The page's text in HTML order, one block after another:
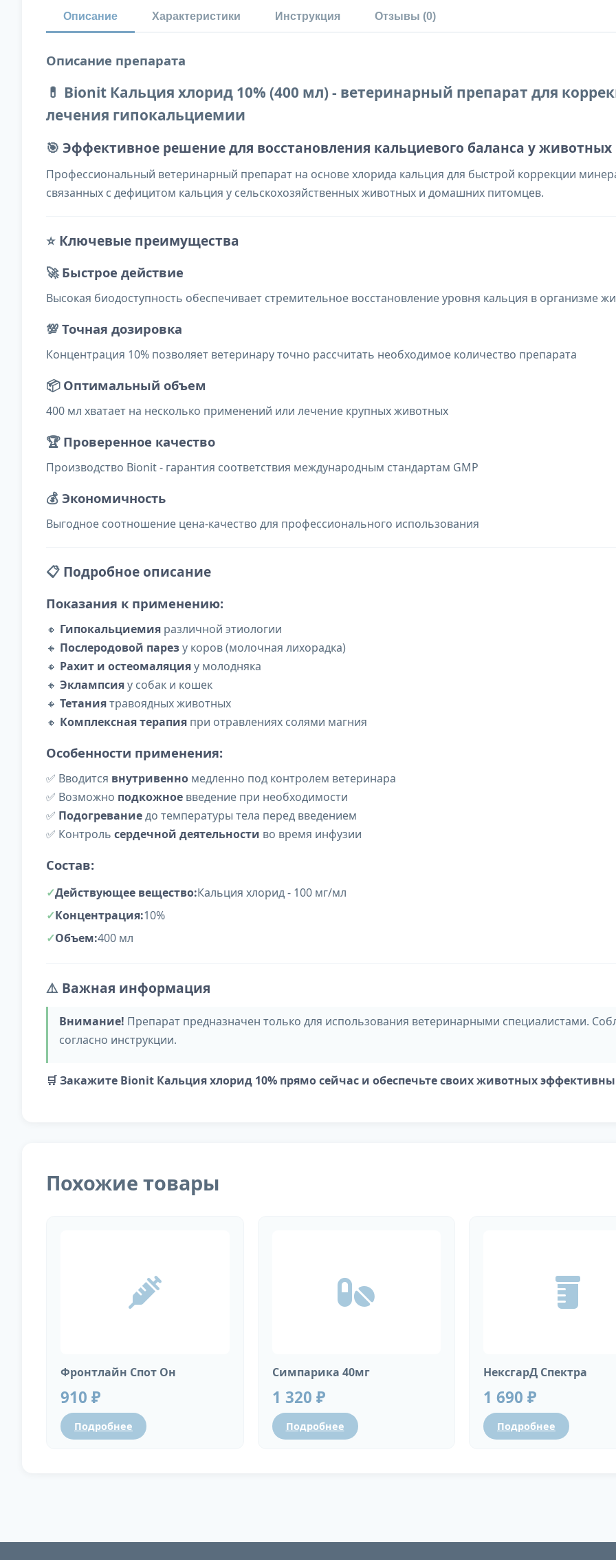
Описание Характеристики Инструкция Отзывы (0)
Описание препарата
💊 Bionit Кальция хлорид 10% (400 мл) - ветеринарный препарат для
лечения гипокальциемии
🎯 Эффективное решение для восстановления кальциевого баланса у животных
Профессиональный ветеринарный препарат на основе хлорида кальция для быстрой коррекции
связанных с дефицитом кальция у сельскохозяйственных животных и домашних питомцев.
⭐ Ключевые преимущества
🚀 Быстрое действие
Высокая биодоступность обеспечивает стремительное восстановление уровня кальция в организме
💯 Точная дозировка
Концентрация 10% позволяет ветеринару точно рассчитать необходимое количество препарата
📦 Оптимальный объем
400 мл хватает на несколько применений или лечение крупных животных
🏆 Проверенное качество
Производство Bionit - гарантия соответствия международным стандартам GMP
💰 Экономичность
Выгодное соотношение цена-качество для профессионального использования
📋 Подробное описание
Показания к применению:
🔸 Гипокальциемия различной этиологии
🔸 Послеродовой парезу коров (молочная лихорадка)
🔸 Рахит и остеомаляцияу молодняка
🔸 Эклампсияу собак и кошек
🔸 Тетаниятравоядных животных
🔸 Комплексная терапия при отравлениях солями магния
Особенности применения:
✅ Вводится внутривенно медленно под контролем ветеринара
✅ Возможно подкожное введение при необходимости
✅ Подогреваниедо температуры тела перед введением
✅ Контроль сердечной деятельности во время инфузии
Состав:
Действующее вещество:Кальция хлорид - 100 мг/мл
Концентрация:10%
Объем:400 мл
⚠️ Важная информация
Внимание! Препарат предназначен только для использования ветеринарными специалистами.
согласно инструкции.
🛒 Закажите Bionit Кальция хлорид 10% прямо сейчас и обеспечьте своих животных
Похожие товары
Фронтлайн Спот Он
910 ₽
Подробнее
Симпарика 40мг
1 320 ₽
Подробнее
НексгарД Спектра
1 690 ₽
Подробнее